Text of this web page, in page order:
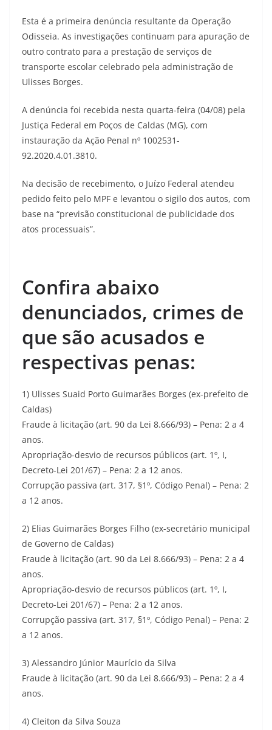
Esta é a primeira denúncia resultante da Operação
Odisseia. As investigações continuam para apuração de
outro contrato para a prestação de serviços de
transporte escolar celebrado pela administração de
Ulisses Borges.
A denúncia foi recebida nesta quarta-feira (04/08) pela
Justiça Federal em Poços de Caldas (MG), com
instauração da Ação Penal nº 1002531-
92.2020.4.01.3810.
Na decisão de recebimento, o Juízo Federal atendeu
pedido feito pelo MPF e levantou o sigilo dos autos, com
base na “previsão constitucional de publicidade dos
atos processuais”.
Confira abaixo
denunciados, crimes de
que são acusados e
respectivas penas:
1) Ulisses Suaid Porto Guimarães Borges (ex-prefeito de
Caldas)
Fraude à licitação (art. 90 da Lei 8.666/93) – Pena: 2 a 4
anos.
Apropriação-desvio de recursos públicos (art. 1º, I,
Decreto-Lei 201/67) – Pena: 2 a 12 anos.
Corrupção passiva (art. 317, §1º, Código Penal) – Pena: 2
a 12 anos.
2) Elias Guimarães Borges Filho (ex-secretário municipal
de Governo de Caldas)
Fraude à licitação (art. 90 da Lei 8.666/93) – Pena: 2 a 4
anos.
Apropriação-desvio de recursos públicos (art. 1º, I,
Decreto-Lei 201/67) – Pena: 2 a 12 anos.
Corrupção passiva (art. 317, §1º, Código Penal) – Pena: 2
a 12 anos.
3) Alessandro Júnior Maurício da Silva
Fraude à licitação (art. 90 da Lei 8.666/93) – Pena: 2 a 4
anos.
4) Cleiton da Silva Souza